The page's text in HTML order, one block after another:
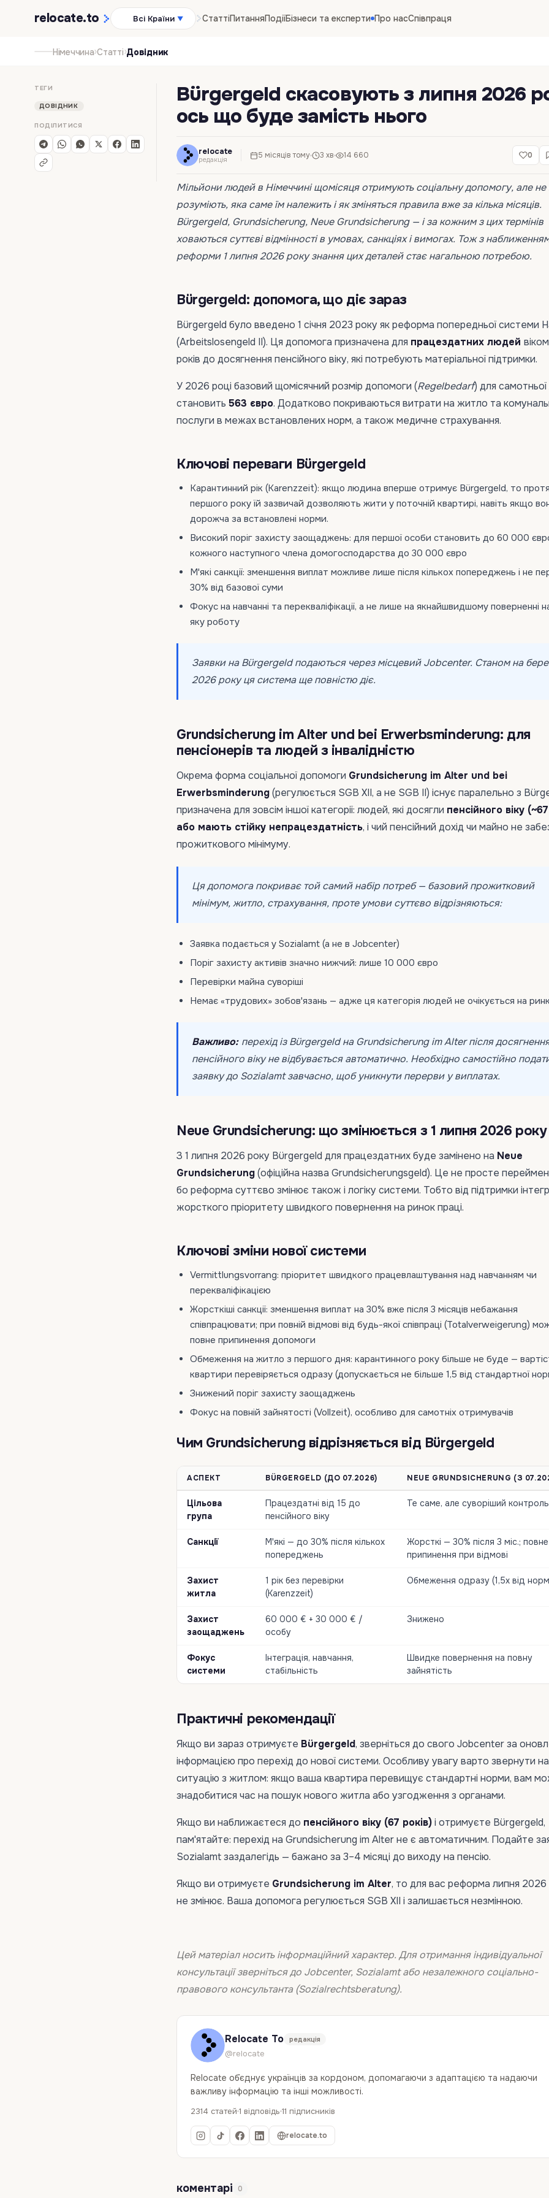
relocate.to Всі Країни ▼ СтаттіПитанняПодіїБізнеси та експерти Про насСпівпраця
Німеччина›Статті›Довідник
ТЕГИ
ДОВІДНИК
ПОДІЛИТИСЯ
Bürgergeld скасовують з липня 2026
ось що буде замість нього
relocate
редакція 5 місяців тому 3 хв 14 660 0
Мільйони людей в Німеччині щомісяця отримують соціальну допомогу, але не
розуміють, яка саме їм належить і як зміняться правила вже за кілька місяців.
Bürgergeld, Grundsicherung, Neue Grundsicherung — і за кожним з цих термінів
ховаються суттєві відмінності в умовах, санкціях і вимогах. Тож з
реформи 1 липня 2026 року знання цих деталей стає нагальною потребою.
Bürgergeld: допомога, що діє зараз
Bürgergeld було введено 1 січня 2023 року як реформа попередньої системи
(Arbeitslosengeld II). Ця допомога призначена для працездатних людей
років до досягнення пенсійного віку, які потребують матеріальної підтримки.
У 2026 році базовий щомісячний розмір допомоги (Regelbedarf) для
становить 563 євро. Додатково покриваються витрати на житло та
послуги в межах встановлених норм, а також медичне страхування.
Ключові переваги Bürgergeld
Карантинний рік (Karenzzeit): якщо людина вперше отримує Bürgergeld, то
першого року їй зазвичай дозволяють жити у поточній квартирі, навіть якщо
дорожча за встановлені норми.
Високий поріг захисту заощаджень: для першої особи становить до 60 000
кожного наступного члена домогосподарства до 30 000 євро
М'які санкції: зменшення виплат можливе лише після кількох попереджень і не
30% від базової суми
Фокус на навчанні та перекваліфікації, а не лише на якнайшвидшому поверненні
яку роботу
Заявки на Bürgergeld подаються через місцевий Jobcenter. Станом на
2026 року ця система ще повністю діє.
Grundsicherung im Alter und bei Erwerbsminderung: для
пенсіонерів та людей з інвалідністю
Окрема форма соціальної допомоги Grundsicherung im Alter und bei
Erwerbsminderung(регулюється SGB XII, а не SGB II) існує паралельно з
призначена для зовсім іншої категорії: людей, які досягли пенсійного віку
або мають стійку непрацездатність, і чий пенсійний дохід чи майно не
прожиткового мінімуму.
Ця допомога покриває той самий набір потреб — базовий прожитковий
мінімум, житло, страхування, проте умови суттєво відрізняються:
Заявка подається у Sozialamt (а не в Jobcenter)
Поріг захисту активів значно нижчий: лише 10 000 євро
Перевірки майна суворіші
Немає «трудових» зобов'язань — адже ця категорія людей не очікується на
Важливо: перехід із Bürgergeld на Grundsicherung im Alter після
пенсійного віку не відбувається автоматично. Необхідно самостійно
заявку до Sozialamt завчасно, щоб уникнути перерви у виплатах.
Neue Grundsicherung: що змінюється з 1 липня 2026 року
З 1 липня 2026 року Bürgergeld для працездатних буде замінено на Neue
Grundsicherung(офіційна назва Grundsicherungsgeld). Це не просте
бо реформа суттєво змінює також і логіку системи. Тобто від підтримки
жорсткого пріоритету швидкого повернення на ринок праці.
Ключові зміни нової системи
Vermittlungsvorrang: пріоритет швидкого працевлаштування над навчанням чи
перекваліфікацією
Жорсткіші санкції: зменшення виплат на 30% вже після 3 місяців небажання
співпрацювати; при повній відмові від будь-якої співпраці (Totalverweigerung)
повне припинення допомоги
Обмеження на житло з першого дня: карантинного року більше не буде —
квартири перевіряється одразу (допускається не більше 1,5 від стандартної
Знижений поріг захисту заощаджень
Фокус на повній зайнятості (Vollzeit), особливо для самотніх отримувачів
Чим Grundsicherung відрізняється від Bürgergeld
АСПЕКТ BÜRGERGELD (ДО 07.2026) NEUE GRUNDSICHERUNG (З
Цільова
група
Працездатні від 15 до
пенсійного віку
Те саме, але суворіший контроль
Санкції
М'які — до 30% після кількох
попереджень
Жорсткі — 30% після 3 міс.; повне
припинення при відмові
Захист
житла
1 рік без перевірки
(Karenzzeit)
Обмеження одразу (1,5x від
Захист
заощаджень
60 000 € + 30 000 € /
особу
Знижено
Фокус
системи
Інтеграція, навчання,
стабільність
Швидке повернення на повну
зайнятість
Практичні рекомендації
Якщо ви зараз отримуєте Bürgergeld, зверніться до свого Jobcenter за
інформацією про перехід до нової системи. Особливу увагу варто звернути на
ситуацію з житлом: якщо ваша квартира перевищує стандартні норми, вам
знадобитися час на пошук нового житла або узгодження з органами.
Якщо ви наближаєтеся до пенсійного віку (67 років)і отримуєте Bürgergeld,
пам'ятайте: перехід на Grundsicherung im Alter не є автоматичним. Подайте
Sozialamt заздалегідь — бажано за 3–4 місяці до виходу на пенсію.
Якщо ви отримуєте Grundsicherung im Alter, то для вас реформа липня 2026
не змінює. Ваша допомога регулюється SGB XII і залишається незмінною.
Цей матеріал носить інформаційний характер. Для отримання індивідуальної
консультації зверніться до Jobcenter, Sozialamt або незалежного соціально-
правового консультанта (Sozialrechtsberatung).
Relocate To редакція
@relocate
Relocate об`єднує українців за кордоном, допомагаючи з адаптацією та надаючи
важливу інформацію та інші можливості.
2314 статей 1 відповідь 11 підписників
relocate.to
коментарі 0